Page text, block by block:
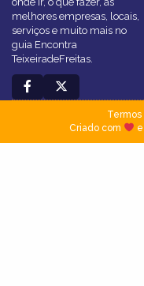
melhores empresas, locais,
serviços e muito mais no
guia Encontra
TeixeiradeFreitas.
Termos|
Criado com
e